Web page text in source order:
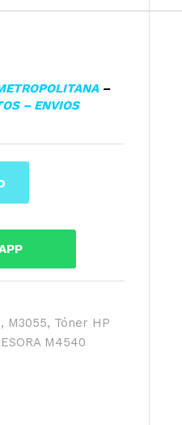
–
– ENVIOS
, M3055, Tóner HP
M4540